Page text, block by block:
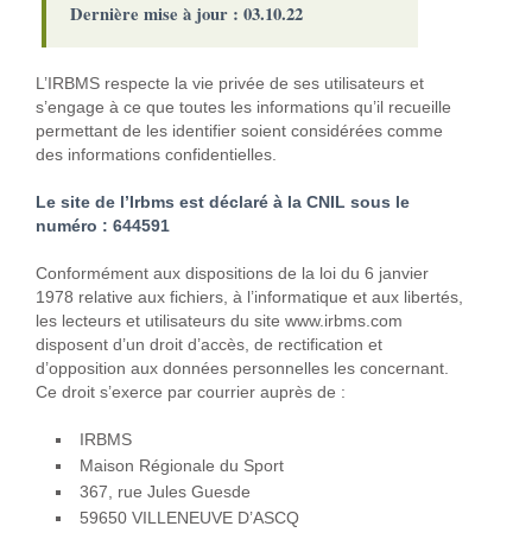
Dernière mise à jour : 03.10.22
L’IRBMS respecte la vie privée de ses utilisateurs et
s’engage à ce que toutes les informations qu’il recueille
permettant de les identifier soient considérées comme
des informations confidentielles.
Le site de l’Irbms est déclaré à la CNIL sous le
numéro : 644591
Conformément aux dispositions de la loi du 6 janvier
1978 relative aux fichiers, à l’informatique et aux libertés,
les lecteurs et utilisateurs du site www.irbms.com
disposent d’un droit d’accès, de rectification et
d’opposition aux données personnelles les concernant.
Ce droit s’exerce par courrier auprès de :
IRBMS
Maison Régionale du Sport
367, rue Jules Guesde
59650 VILLENEUVE D’ASCQ